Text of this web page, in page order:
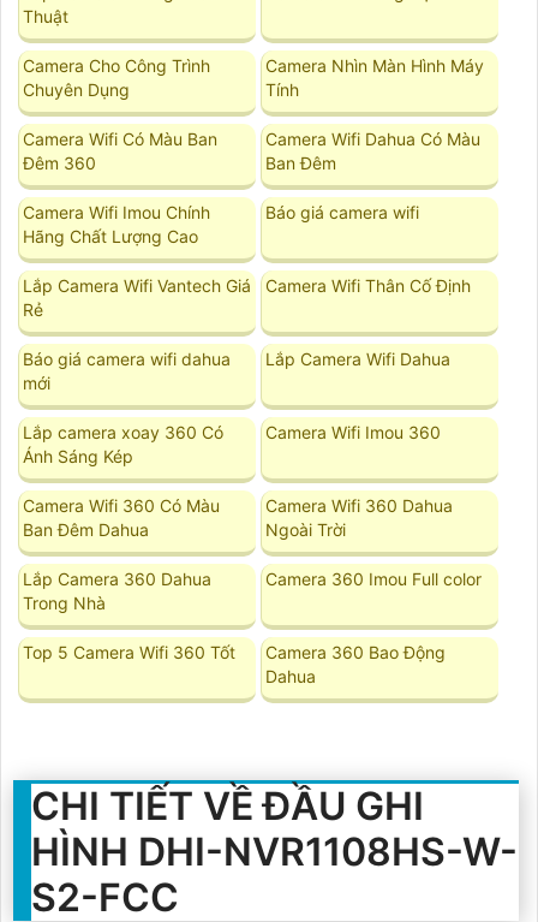
Thuật
Camera Cho Công Trình
Chuyên Dụng
Camera Nhìn Màn Hình Máy
Tính
Camera Wifi Có Màu Ban
Đêm 360
Camera Wifi Dahua Có Màu
Ban Đêm
Camera Wifi Imou Chính
Hãng Chất Lượng Cao
Báo giá camera wifi
Lắp Camera Wifi Vantech Giá
Rẻ
Camera Wifi Thân Cố Định
Báo giá camera wifi dahua
mới
Lắp Camera Wifi Dahua
Lắp camera xoay 360 Có
Ánh Sáng Kép
Camera Wifi Imou 360
Camera Wifi 360 Có Màu
Ban Đêm Dahua
Camera Wifi 360 Dahua
Ngoài Trời
Lắp Camera 360 Dahua
Trong Nhà
Camera 360 Imou Full color
Top 5 Camera Wifi 360 Tốt
Camera 360 Bao Động
Dahua
CHI TIẾT VỀ ĐẦU GHI
HÌNH DHI-NVR1108HS-W-
S2-FCC